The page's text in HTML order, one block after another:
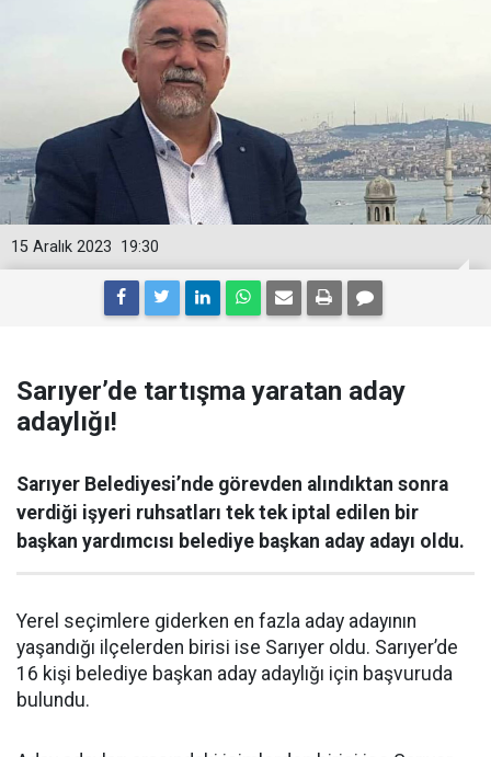
19:30
15 Aralık 2023
Sarıyer’de tartışma yaratan aday
adaylığı!
Sarıyer Belediyesi’nde görevden alındıktan sonra
verdiği işyeri ruhsatları tek tek iptal edilen bir
başkan yardımcısı belediye başkan aday adayı oldu.
Yerel seçimlere giderken en fazla aday adayının
yaşandığı ilçelerden birisi ise Sarıyer oldu. Sarıyer’de
16 kişi belediye başkan aday adaylığı için başvuruda
bulundu.